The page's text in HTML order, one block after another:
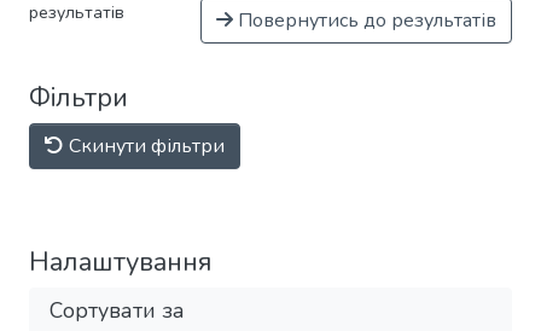
результатів Повернутись до результатів
Фільтри
Скинути фільтри
Налаштування
Сортувати за